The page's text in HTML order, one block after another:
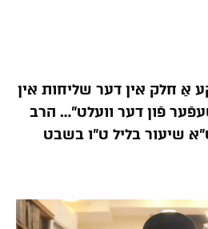
חלק אין דער שליחות אין
פֿון דער וועלט”… הרב
שיעור בליל ט”ו בשבט